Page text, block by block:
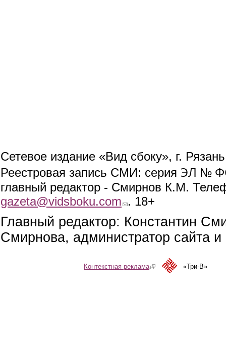
Сетевое издание «Вид сбоку», г.
Реестровая запись СМИ: серия ЭЛ №
главный редактор - Смирнов К.М.
gazeta@vidsboku.com (link sends e-mail)
. 18+
Главный редактор: Константин
Смирнова, администратор сайта
Контекстная реклама(link is external)«Три-В»